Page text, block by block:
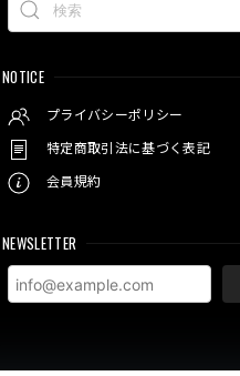
NOTICE
プライバシーポリシー
特定商取引法に基づく表記
会員規約
NEWSLETTER